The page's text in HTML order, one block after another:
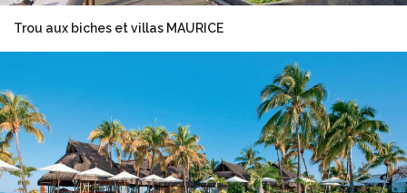
Trou aux biches et villas MAURICE